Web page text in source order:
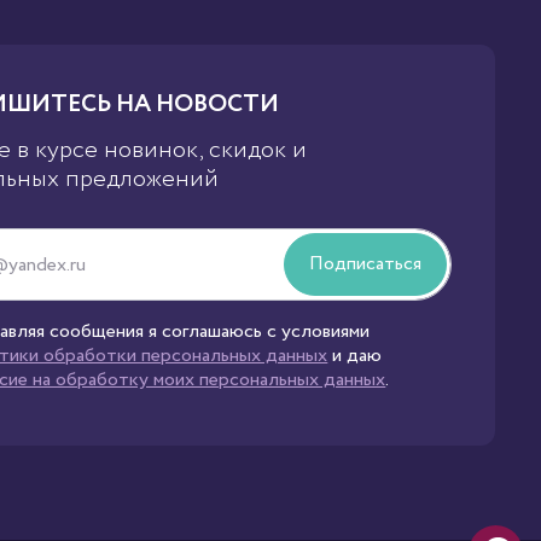
НА НОВОСТИ
в курсе новинок, скидок и
предложений
Подписаться
сообщения я соглашаюсь с условиями
обработки персональных данныхи даю
на обработку моих персональных данных.